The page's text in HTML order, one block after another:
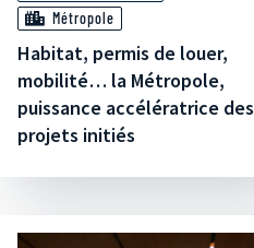
Métropole
Habitat, permis de louer,
mobilité… la Métropole,
puissance accélératrice des
projets initiés